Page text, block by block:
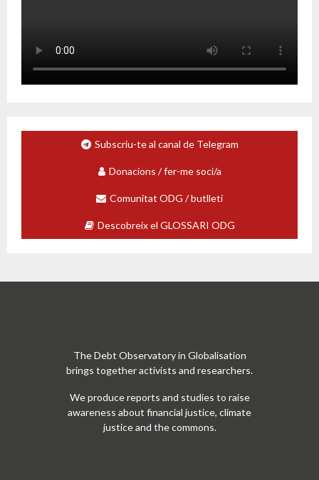
Subscriu-te al canal de Telegram
Donacions / fer-me soci/a
Comunitat ODG / butlletí
Descobreix el GLOSSARI ODG
The Debt Observatory in Globalisation
brings together activists and researchers.
We produce reports and studies to raise
awareness about financial justice, climate
justice and the commons.